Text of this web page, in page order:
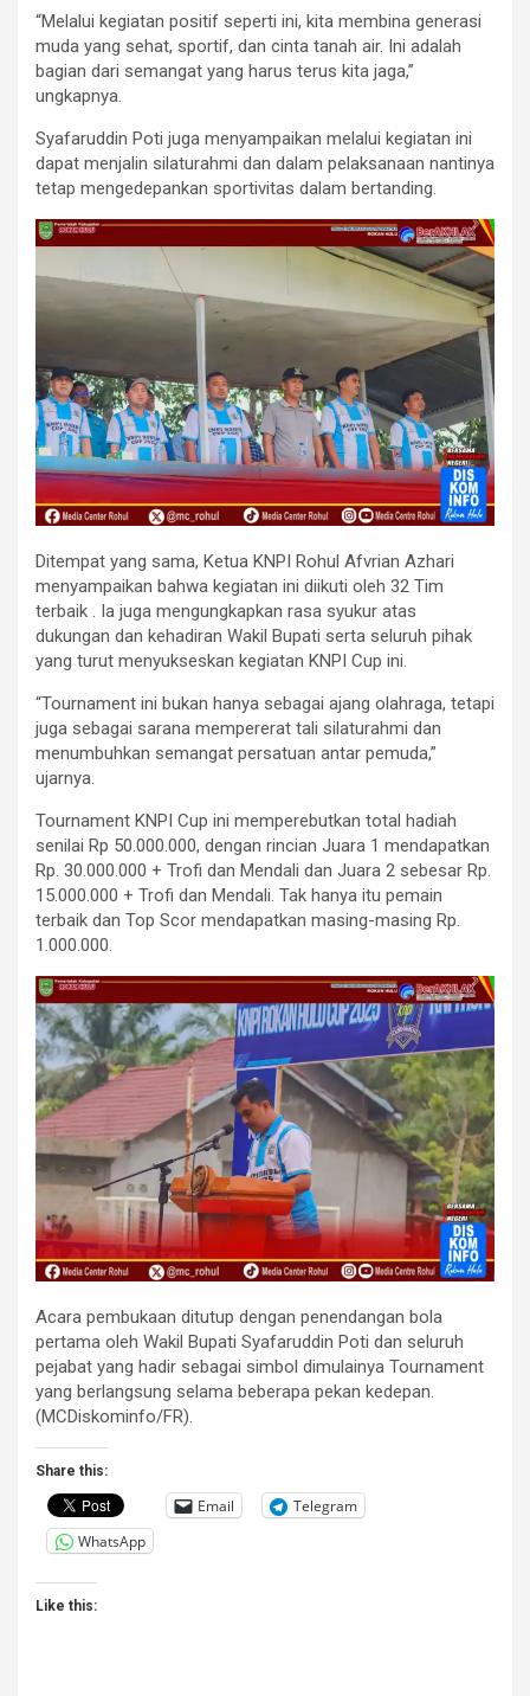
“Melalui kegiatan positif seperti ini, kita membina generasi
muda yang sehat, sportif, dan cinta tanah air. Ini adalah
bagian dari semangat yang harus terus kita jaga,”
ungkapnya.
Syafaruddin Poti juga menyampaikan melalui kegiatan ini
dapat menjalin silaturahmi dan dalam pelaksanaan nantinya
tetap mengedepankan sportivitas dalam bertanding.
Ditempat yang sama, Ketua KNPI Rohul Afvrian Azhari
menyampaikan bahwa kegiatan ini diikuti oleh 32 Tim
terbaik . Ia juga mengungkapkan rasa syukur atas
dukungan dan kehadiran Wakil Bupati serta seluruh pihak
yang turut menyukseskan kegiatan KNPI Cup ini.
“Tournament ini bukan hanya sebagai ajang olahraga, tetapi
juga sebagai sarana mempererat tali silaturahmi dan
menumbuhkan semangat persatuan antar pemuda,”
ujarnya.
Tournament KNPI Cup ini memperebutkan total hadiah
senilai Rp 50.000.000, dengan rincian Juara 1 mendapatkan
Rp. 30.000.000 + Trofi dan Mendali dan Juara 2 sebesar Rp.
15.000.000 + Trofi dan Mendali. Tak hanya itu pemain
terbaik dan Top Scor mendapatkan masing-masing Rp.
1.000.000.
Acara pembukaan ditutup dengan penendangan bola
pertama oleh Wakil Bupati Syafaruddin Poti dan seluruh
pejabat yang hadir sebagai simbol dimulainya Tournament
yang berlangsung selama beberapa pekan kedepan.
(MCDiskominfo/FR).
Share this:
Email
Telegram
WhatsApp
Like this: